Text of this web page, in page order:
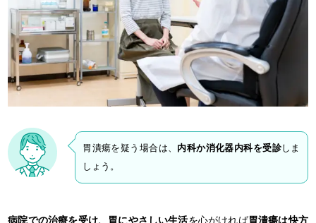
胃潰瘍を疑う場合は、 内科か消化器内科を受診しま
しょう。
病院での治療を受け、胃にやさしい生活を心がければ胃潰瘍は快方